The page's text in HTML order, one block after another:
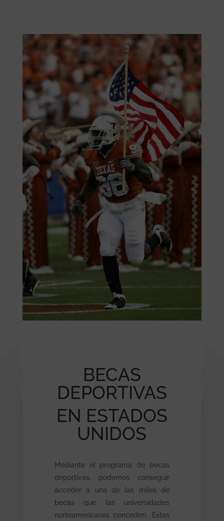
BECAS
DEPORTIVAS
EN ESTADOS
UNIDOS
Mediante el programa de becas
deportivas, podemos conseguir
acceder a una de las miles de
becas que las universidades
norteamericanas conceden. Estas